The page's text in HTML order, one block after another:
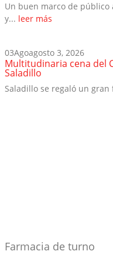
Un buen marco de público
y... leer más
03Agoagosto 3, 2026
Multitudinaria cena del
Saladillo
Saladillo se regaló un
Farmacia de turno